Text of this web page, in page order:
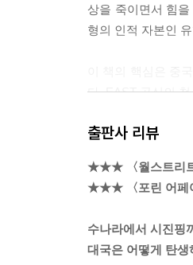
상을 죽이면서 힘
형의 인적 자본인
다. EAST 공식의
는 범위 조건을 무
있으며 중국의 경제
역사학자 첸무는
출판사 리뷰
★★★ 〈월스트리트
★★★ 〈포린 어페
수나라에서 시진핑
대국은 어떻게 탄